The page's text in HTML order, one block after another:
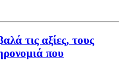
τις αξίες, τους
που